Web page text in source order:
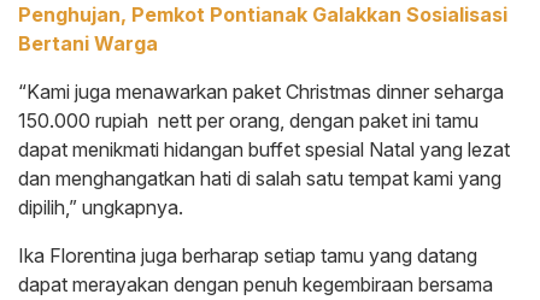
Penghujan, Pemkot Pontianak Galakkan Sosialisasi
Bertani Warga
“Kami juga menawarkan paket Christmas dinner seharga
150.000 rupiah nett per orang, dengan paket ini tamu
dapat menikmati hidangan buffet spesial Natal yang lezat
dan menghangatkan hati di salah satu tempat kami yang
dipilih,” ungkapnya.
Ika Florentina juga berharap setiap tamu yang datang
dapat merayakan dengan penuh kegembiraan bersama